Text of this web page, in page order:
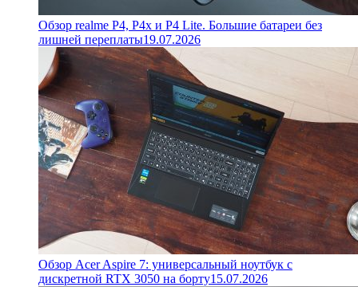
Обзор realme P4, P4x и P4 Lite. Большие батареи без
лишней переплаты19.07.2026
Обзор Acer Aspire 7: универсальный ноутбук с
дискретной RTX 3050 на борту15.07.2026